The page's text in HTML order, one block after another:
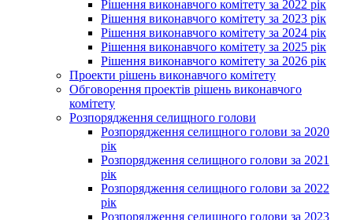
Рішення виконавчого комітету за 2022 рік
Рішення виконавчого комітету за 2023 рік
Рішення виконавчого комітету за 2024 рік
Рішення виконавчого комітету за 2025 рік
Рішення виконавчого комітету за 2026 рік
Проекти рішень виконавчого комітету
Обговорення проектів рішень виконавчого
комітету
Розпорядження селищного голови
Розпорядження селищного голови за 2020
рік
Розпорядження селищного голови за 2021
рік
Розпорядження селищного голови за 2022
рік
Розпорядження селищного голови за 2023